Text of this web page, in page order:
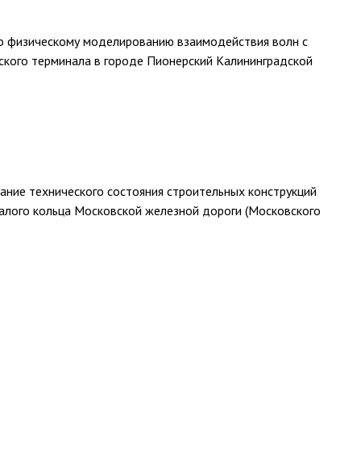
моделированию взаимодействия волн с
терминала в городе Пионерский Калининградской
технического состояния строительных конструкций
кольца Московской железной дороги (Московского